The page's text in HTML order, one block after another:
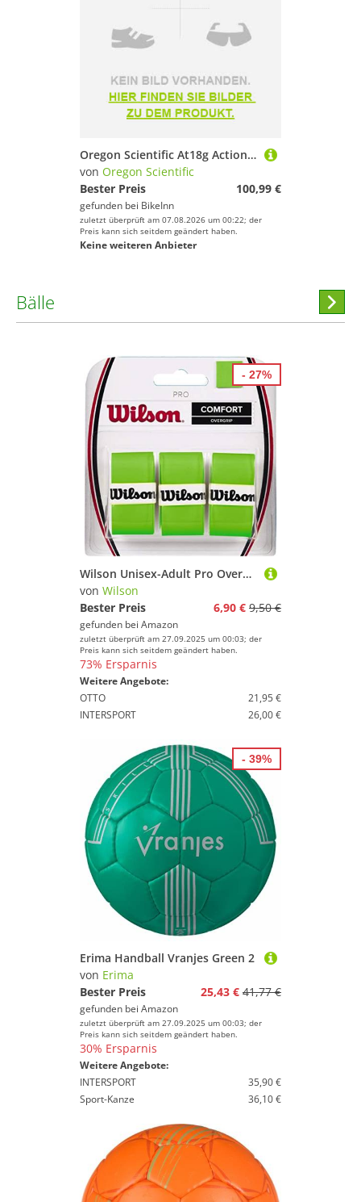
Oregon Scientific At18g Action Camera Schwarz
von Oregon Scientific
Bester Preis
100,99 €
gefunden bei BikeInn
zuletzt überprüft am 07.08.2026 um 00:22; der
Preis kann sich seitdem geändert haben.
Keine weiteren Anbieter
Bälle
Wilson Unisex-Adult Pro Overgrip Griffbänder, Grün, 3 Stück
von Wilson
Bester Preis
6,90 € 9,50 €
gefunden bei Amazon
zuletzt überprüft am 27.09.2025 um 00:03; der
Preis kann sich seitdem geändert haben.
73% Ersparnis
Weitere Angebote:
OTTO
21,95 €
INTERSPORT
26,00 €
- 27%
Erima Handball Vranjes Green 2
von Erima
Bester Preis
25,43 € 41,77 €
gefunden bei Amazon
zuletzt überprüft am 27.09.2025 um 00:03; der
Preis kann sich seitdem geändert haben.
30% Ersparnis
Weitere Angebote:
INTERSPORT
35,90 €
Sport-Kanze
36,10 €
- 39%